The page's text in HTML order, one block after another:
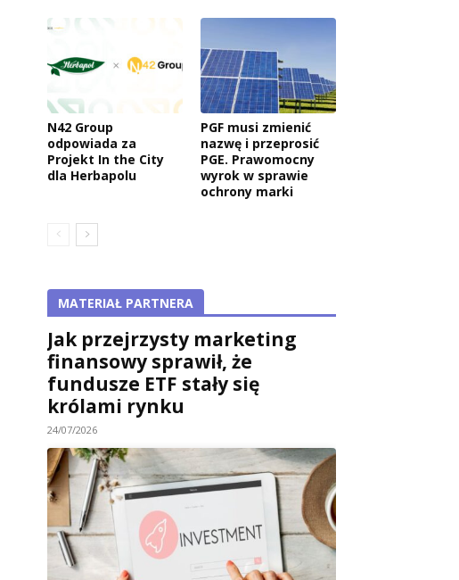
N42 Group
odpowiada za
Projekt In the City
dla Herbapolu
PGF musi zmienić
nazwę i przeprosić
PGE. Prawomocny
wyrok w sprawie
ochrony marki
MATERIAŁ PARTNERA
Jak przejrzysty marketing
finansowy sprawił, że
fundusze ETF stały się
królami rynku
24/07/2026